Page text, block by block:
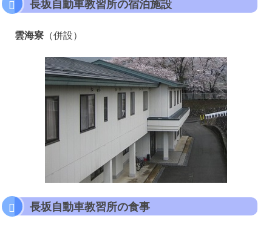
長坂自動車教習所の宿泊施設
雲海寮 （併設）
長坂自動車教習所の食事